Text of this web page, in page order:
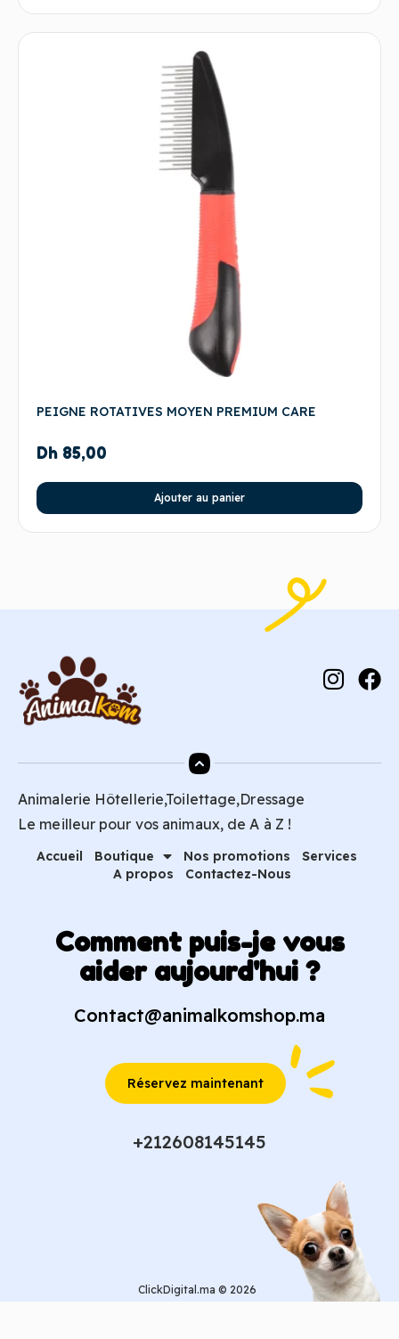
PEIGNE ROTATIVES MOYEN PREMIUM CARE
Dh 85,00
Ajouter au panier
Animalerie Hôtellerie,Toilettage,Dressage
Le meilleur pour vos animaux, de A à Z !
Accueil Boutique Nos promotions
Services
A propos
Contactez-Nous
Comment puis-je vous
aider aujourd'hui ?
Contact@animalkomshop.ma
Réservez maintenant
+212608145145
ClickDigital.ma © 2026